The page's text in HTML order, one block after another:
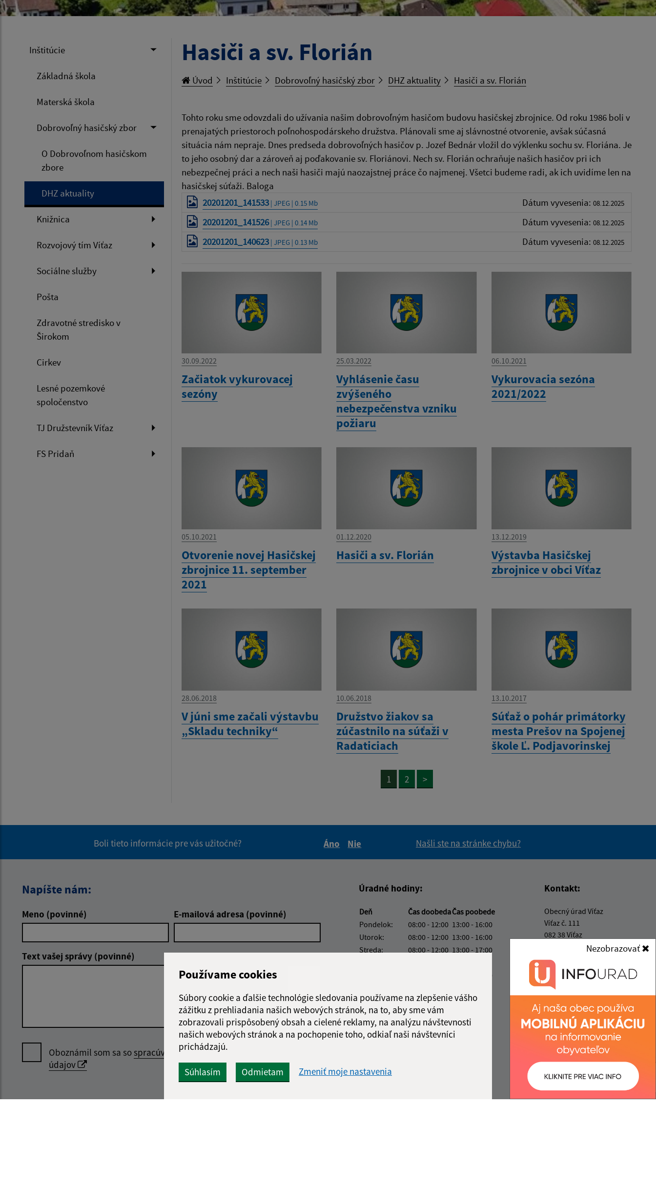
Používame cookies
Súbory cookie a ďalšie technológie sledovania používame na zlepšenie vášho
zážitku z prehliadania našich webových stránok, na to, aby sme vám
zobrazovali prispôsobený obsah a cielené reklamy, na analýzu návštevnosti
našich webových stránok a na pochopenie toho, odkiaľ naši návštevníci
prichádzajú.
Súhlasím Odmietam Zmeniť moje nastavenia
Nezobrazovať
Inštitúcie
Základná škola
Materská škola
Dobrovoľný hasičský zbor
O Dobrovoľnom hasičskom
zbore
DHZ aktuality
Knižnica
Rozvojový tím Víťaz
Sociálne služby
Pošta
Zdravotné stredisko v
Širokom
Cirkev
Lesné pozemkové
spoločenstvo
TJ Družstevník Víťaz
FS Pridaň
Hasiči a sv. Florián
Úvod Inštitúcie Dobrovoľný hasičský zbor DHZ aktuality Hasiči a sv. Florián
Tohto roku sme odovzdali do užívania našim dobrovoľným hasičom budovu hasičskej zbrojnice. Od roku 1986 boli v
prenajatých priestoroch poľnohospodárskeho družstva. Plánovali sme aj slávnostné otvorenie, avšak súčasná
situácia nám nepraje. Dnes predseda dobrovoľných hasičov p. Jozef Bednár vložil do výklenku sochu sv. Floriána. Je
to jeho osobný dar a zároveň aj poďakovanie sv. Floriánovi. Nech sv. Florián ochraňuje našich hasičov pri ich
nebezpečnej práci a nech naši hasiči majú naozajstnej práce čo najmenej. Všetci budeme radi, ak ich uvidíme len na
hasičskej súťaži. Baloga
20201201_141533| JPEG | 0.15 Mb Dátum vyvesenia: 08.12.2025
20201201_141526| JPEG | 0.14 Mb Dátum vyvesenia: 08.12.2025
20201201_140623| JPEG | 0.13 Mb Dátum vyvesenia: 08.12.2025
30.09.2022
Začiatok vykurovacej
sezóny
25.03.2022
Vyhlásenie času
zvýšeného
nebezpečenstva vzniku
požiaru
06.10.2021
Vykurovacia sezóna
2021/2022
05.10.2021
Otvorenie novej Hasičskej
zbrojnice 11. september
2021
01.12.2020
Hasiči a sv. Florián
13.12.2019
Výstavba Hasičskej
zbrojnice v obci Víťaz
28.06.2018
V júni sme začali výstavbu
„Skladu techniky“
10.06.2018
Družstvo žiakov sa
zúčastnilo na súťaži v
Radaticiach
13.10.2017
Súťaž o pohár primátorky
mesta Prešov na Spojenej
škole Ľ. Podjavorinskej
1 2 >
Boli tieto informácie pre vás užitočné?
Áno
Nie
Našli ste na stránke chybu?
Napíšte nám:
Meno (povinné) E-mailová adresa (povinné)
Text vašej správy (povinné)
Oboznámil som sa sospracúvaním osobných
údajov
správu
Úradné hodiny:
Deň Čas doobedaČas poobede
Pondelok:
08:00 - 12:00 13:00 - 16:00
Utorok:
08:00 - 12:00 13:00 - 16:00
Streda:
08:00 - 12:00 13:00 - 17:00
13:00 - 16:00
Obedňajšia prestávka:
12:00 - 13:00
Kontakt:
Obecný úrad Víťaz
Víťaz č. 111
082 38 Víťaz
info@obecvitaz.sk
+421 51 7911 306
IČO: 00327981